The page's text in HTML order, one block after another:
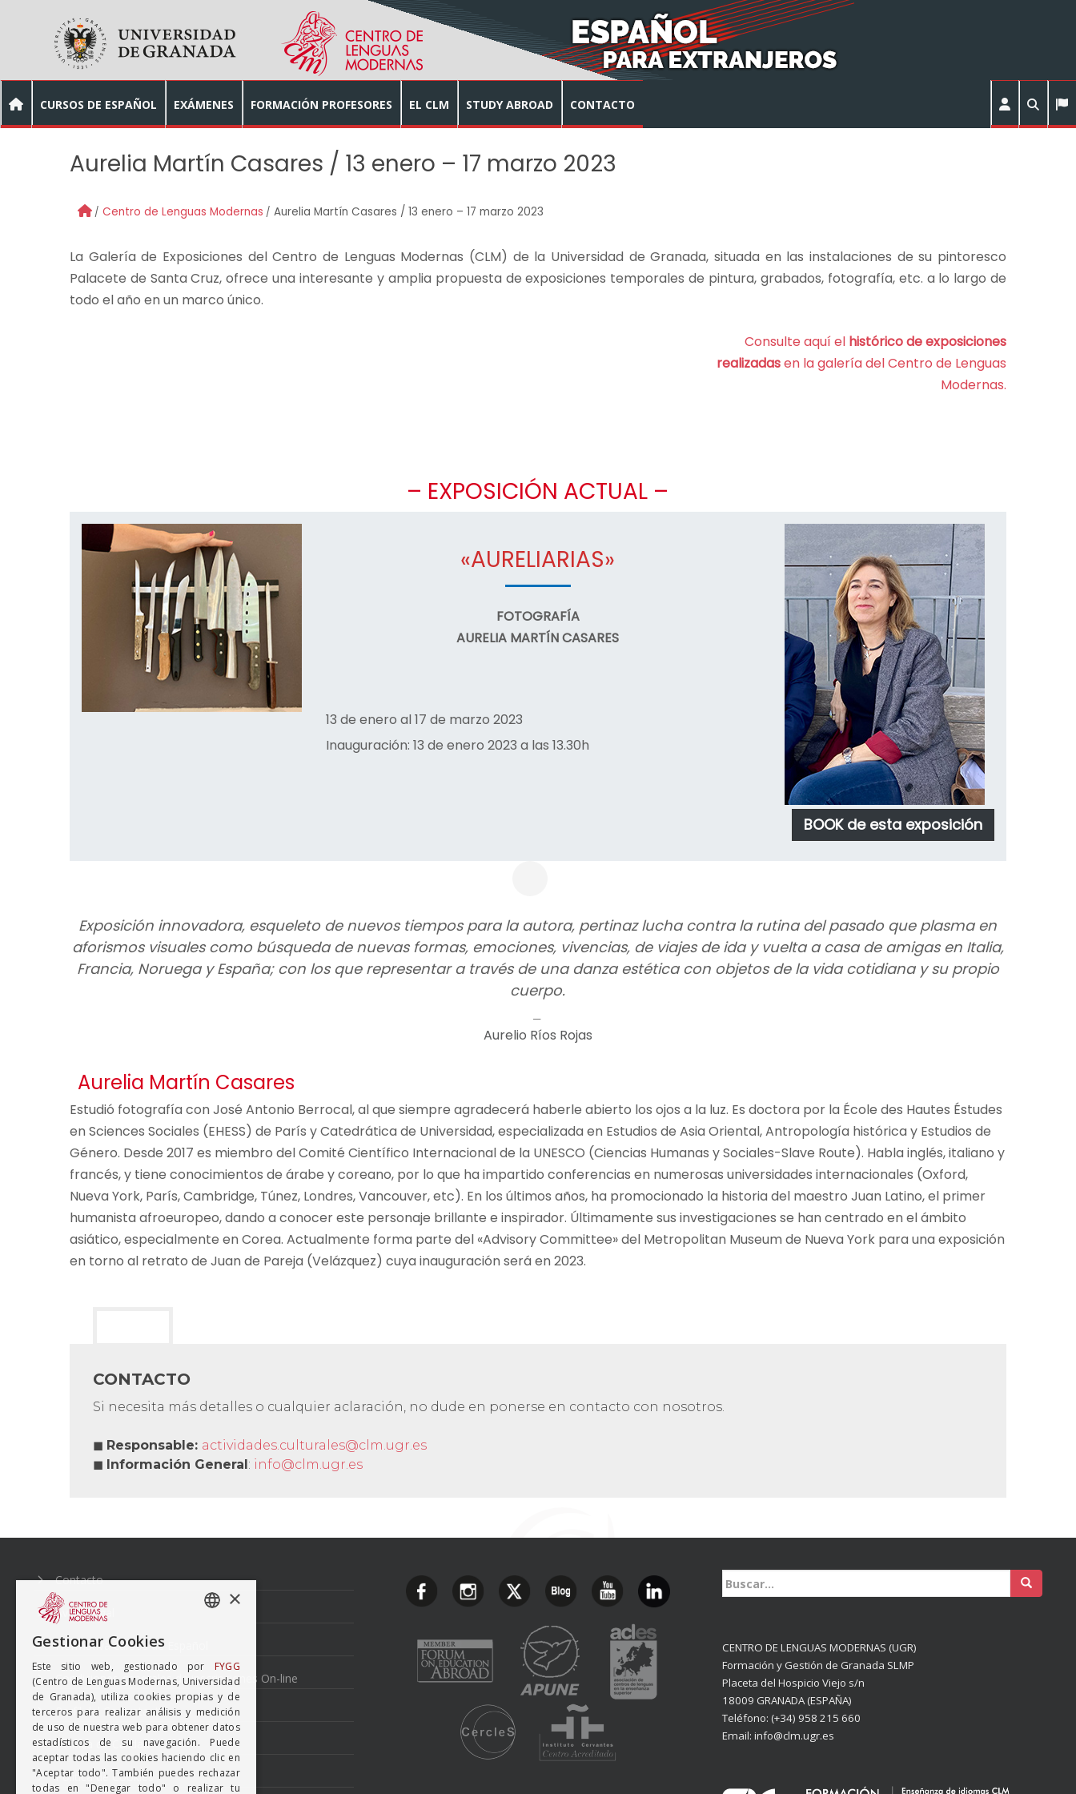
CURSOS DE ESPAÑOL EXÁMENES FORMACIÓN PROFESORES EL CLM STUDY ABROAD CONTACTO
Aurelia Martín Casares / 13 enero – 17 marzo 2023
Centro de Lenguas Modernas Aurelia Martín Casares / 13 enero – 17 marzo 2023
La Galería de Exposiciones del Centro de Lenguas Modernas (CLM) de la Universidad de Granada, situada en las instalaciones de su pintoresco
Palacete de Santa Cruz, ofrece una interesante y amplia propuesta de exposiciones temporales de pintura, grabados, fotografía, etc. a lo largo de
todo el año en un marco único.
Consulte aquí el histórico de exposiciones
realizadasen la galería del Centro de Lenguas
Modernas.
– EXPOSICIÓN ACTUAL –
«AURELIARIAS»
FOTOGRAFÍA
AURELIA MARTÍN CASARES
13 de enero al 17 de marzo 2023
Inauguración: 13 de enero 2023 a las 13.30h
BOOK de esta exposición
Exposición innovadora, esqueleto de nuevos tiempos para la autora, pertinaz lucha contra la rutina del pasado que plasma en
aforismos visuales como búsqueda de nuevas formas, emociones, vivencias, de viajes de ida y vuelta a casa de amigas en Italia,
Francia, Noruega y España; con los que representar a través de una danza estética con objetos de la vida cotidiana y su propio
cuerpo.
Aurelio Ríos Rojas
Aurelia Martín Casares
Estudió fotografía con José Antonio Berrocal, al que siempre agradecerá haberle abierto los ojos a la luz. Es doctora por la École des Hautes Éstudes
en Sciences Sociales (EHESS) de París y Catedrática de Universidad, especializada en Estudios de Asia Oriental, Antropología histórica y Estudios de
Género. Desde 2017 es miembro del Comité Científico Internacional de la UNESCO (Ciencias Humanas y Sociales-Slave Route). Habla inglés, italiano y
francés, y tiene conocimientos de árabe y coreano, por lo que ha impartido conferencias en numerosas universidades internacionales (Oxford,
Nueva York, París, Cambridge, Túnez, Londres, Vancouver, etc). En los últimos años, ha promocionado la historia del maestro Juan Latino, el primer
humanista afroeuropeo, dando a conocer este personaje brillante e inspirador. Últimamente sus investigaciones se han centrado en el ámbito
asiático, especialmente en Corea. Actualmente forma parte del «Advisory Committee» del Metropolitan Museum de Nueva York para una exposición
en torno al retrato de Juan de Pareja (Velázquez) cuya inauguración será en 2023.
CONTACTO
Si necesita más detalles o cualquier aclaración, no dude en ponerse en contacto con nosotros.
◼ Responsable: actividades.culturales@clm.ugr.es
◼ Información General: info@clm.ugr.es
de
Contacto
Aviso Legal
Normativa cursos de Español
Condiciones generales de inscripciones On-line
Perfil del Contratante
Política de Calidad
Política de Cookies
Buscar:
CENTRO DE LENGUAS MODERNAS (UGR)
Formación y Gestión de Granada SLMP
Placeta del Hospicio Viejo s/n
18009 GRANADA (ESPAÑA)
Teléfono: (+34) 958 215 660
Email: info@clm.ugr.es
×
Gestionar Cookies
Este sitio web, gestionado por FYGG
(Centro de Lenguas Modernas, Universidad
de Granada), utiliza cookies propias y de
terceros para realizar análisis y medición
de uso de nuestra web para obtener datos
estadísticos de su navegación. Puede
aceptar todas las cookies haciendo clic en
"Aceptar todo". También puedes rechazar
todas en "Denegar todo" o realizar tu